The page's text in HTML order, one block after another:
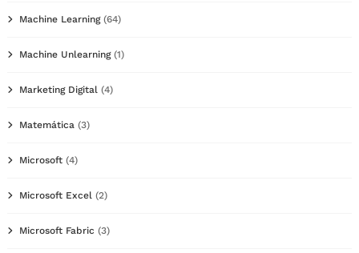
Machine Learning(64)
Machine Unlearning(1)
Marketing Digital (4)
Matemática (3)
Microsoft (4)
Microsoft Excel (2)
Microsoft Fabric (3)